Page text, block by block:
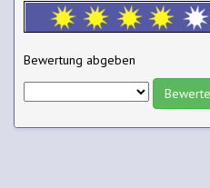
Bewertung abgeben